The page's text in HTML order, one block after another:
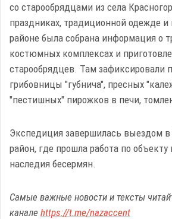
со старообрядцами из села
праздниках, традиционной одежде и
районе была собрана информация о
костюмных комплексах и
старообрядцев. Там зафиксировали
грибовницы "губнича", пресных
"пестишных" пирожков в печи,
Экспедиция завершилась выездом
район, где прошла работа по объекту
наследия бесермян.
Самые важные новости и тексты
канале https://t.me/nazaccent